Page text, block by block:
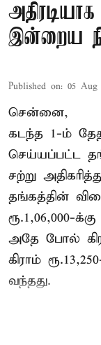
இன்றைய
Published on: 05 Aug
சென்னை,
கடந்த 1-ம்
செய்யப்பட்ட
சற்று
தங்கத்தின்
ரூ.1,06,000-
அதே போல்
கிராம்
வந்தது.